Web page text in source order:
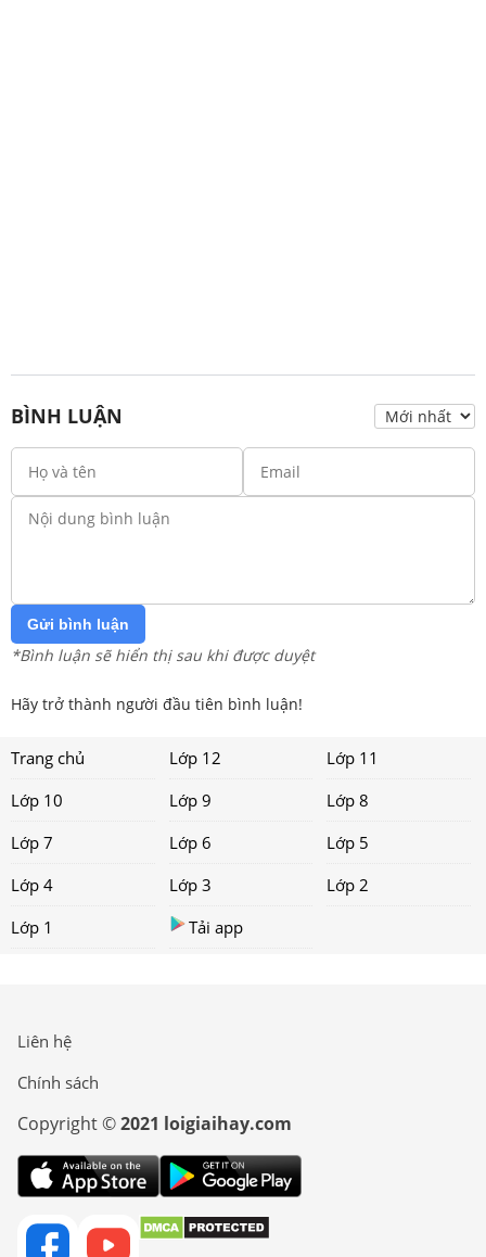
BÌNH LUẬN
Gửi bình luận
*Bình luận sẽ hiển thị sau khi được duyệt
Hãy trở thành người đầu tiên bình luận!
Trang chủ Lớp 12
Lớp 11
Lớp 10
Lớp 9
Lớp 8
Lớp 7
Lớp 6
Lớp 5
Lớp 4
Lớp 3
Lớp 2
Lớp 1
Tải app
Liên hệ
Chính sách
Copyright ©2021 loigiaihay.com